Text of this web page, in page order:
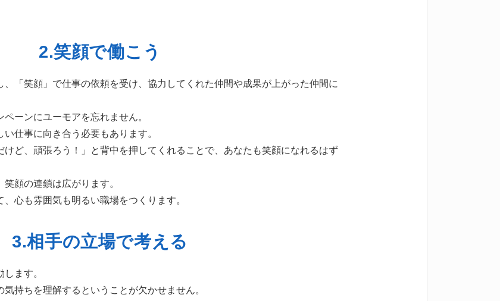
2.笑顔で働こう
「笑顔」で仕事の依頼を受け、協力してくれた仲間や成果が上がった仲間に
ーンにユーモアを忘れません。
仕事に向き合う必要もあります。
けど、頑張ろう！」と背中を押してくれることで、あなたも笑顔になれるはず
顔の連鎖は広がります。
心も雰囲気も明るい職場をつくります。
3.相手の立場で考える
ます。
持ちを理解するということが欠かせません。